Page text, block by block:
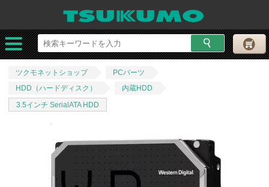
ツクモネットショップ
PCパーツ
HDD（ハードディスク）
内蔵HDD
3.5インチ SerialATA HDD